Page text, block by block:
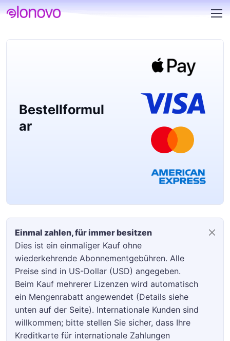
Bestellformul
ar
Einmal zahlen, für immer besitzen
Dies ist ein einmaliger Kauf ohne
wiederkehrende Abonnementgebühren. Alle
Preise sind in US-Dollar (USD) angegeben.
Beim Kauf mehrerer Lizenzen wird automatisch
ein Mengenrabatt angewendet (Details siehe
unten auf der Seite). Internationale Kunden sind
willkommen; bitte stellen Sie sicher, dass Ihre
Kreditkarte für internationale Zahlungen